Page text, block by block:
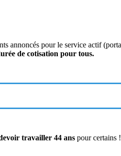
annoncés pour le service actif
de cotisation pour tous.
travailler 44 ans pour certains !